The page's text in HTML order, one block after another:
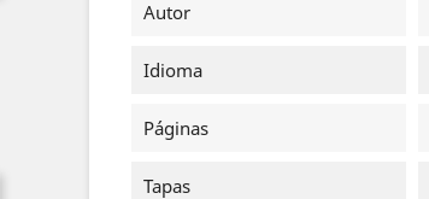
Autor
Idioma
Páginas
Tapas